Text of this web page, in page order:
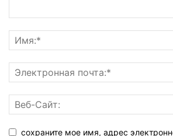
сохраните мое имя, адрес